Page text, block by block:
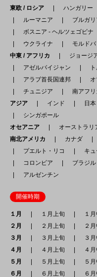
東欧 / ロシア
ハンガリー
ルーマニア
ブルガ
ボスニア - ヘルツェゴビナ
ウクライナ
モルド
中東 / アフリカ
ジョージ
アゼルバイジャン
ト
アラブ首長国連邦
オ
チュニジア
南アフ
アジア
インド 日
シンガポール
オセアニア
オーストラ
南北アメリカ
カナダ
プエルト・リコ
キ
コロンビア
ブラジ
アルゼンチン
開催時期
１月 １月上旬 １
２月
２月上旬 ２
３月
３月上旬 ３
４月
４月上旬 ４
５月
５月上旬 ５
６月
６月上旬 ６